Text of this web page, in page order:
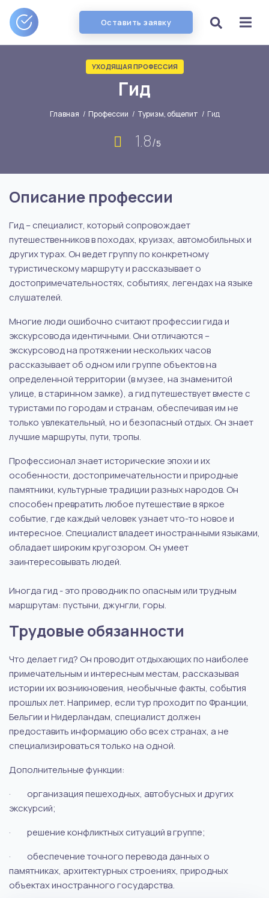
Оставить заявку
УХОДЯЩАЯ ПРОФЕССИЯ
Гид
Главная / Профессии / Туризм, общепит / Гид
1.8/5
Описание профессии
Гид – специалист, который сопровождает
путешественников в походах, круизах, автомобильных и
других турах. Он ведет группу по конкретному
туристическому маршруту и рассказывает о
достопримечательностях, событиях, легендах на языке
слушателей.
Многие люди ошибочно считают профессии гида и
экскурсовода идентичными. Они отличаются –
экскурсовод на протяжении нескольких часов
рассказывает об одном или группе объектов на
определенной территории (в музее, на знаменитой
улице, в старинном замке), а гид путешествует вместе с
туристами по городам и странам, обеспечивая им не
только увлекательный, но и безопасный отдых. Он знает
лучшие маршруты, пути, тропы.
Профессионал знает исторические эпохи и их
особенности, достопримечательности и природные
памятники, культурные традиции разных народов. Он
способен превратить любое путешествие в яркое
событие, где каждый человек узнает что-то новое и
интересное. Специалист владеет иностранными языками,
обладает широким кругозором. Он умеет
заинтересовывать людей.
Иногда гид - это проводник по опасным или трудным
маршрутам: пустыни, джунгли, горы.
Трудовые обязанности
Что делает гид? Он проводит отдыхающих по наиболее
примечательным и интересным местам, рассказывая
истории их возникновения, необычные факты, события
прошлых лет. Например, если тур проходит по Франции,
Бельгии и Нидерландам, специалист должен
предоставить информацию обо всех странах, а не
специализироваться только на одной.
Дополнительные функции:
·
организация пешеходных, автобусных и других
экскурсий;
·
решение конфликтных ситуаций в группе;
·
обеспечение точного перевода данных о
памятниках, архитектурных строениях, природных
объектах иностранного государства.